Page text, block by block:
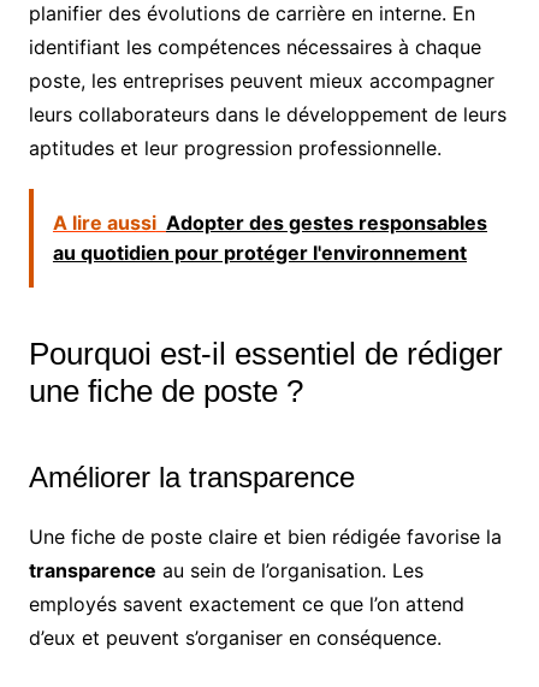
planifier des évolutions de carrière en interne. En
identifiant les compétences nécessaires à chaque
poste, les entreprises peuvent mieux accompagner
leurs collaborateurs dans le développement de leurs
aptitudes et leur progression professionnelle.
A lire aussi Adopter des gestes responsables
au quotidien pour protéger l'environnement
Pourquoi est-il essentiel de rédiger
une fiche de poste ?
Améliorer la transparence
Une fiche de poste claire et bien rédigée favorise la
transparence au sein de l’organisation. Les
employés savent exactement ce que l’on attend
d’eux et peuvent s’organiser en conséquence.